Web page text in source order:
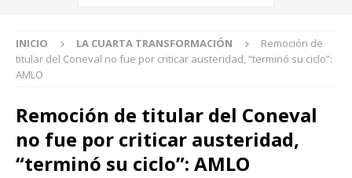
INICIO LA CUARTA TRANSFORMACIÓN
Remoción de
titular del Coneval no fue por criticar austeridad, “terminó su ciclo”:
AMLO
Remoción de titular del Coneval
no fue por criticar austeridad,
“terminó su ciclo”: AMLO